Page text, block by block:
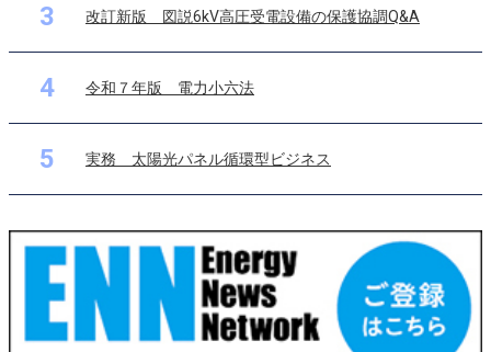
3 改訂新版 図説6kV高圧受電設備の保護協調Q&A
4 令和７年版 電力小六法
5 実務 太陽光パネル循環型ビジネス